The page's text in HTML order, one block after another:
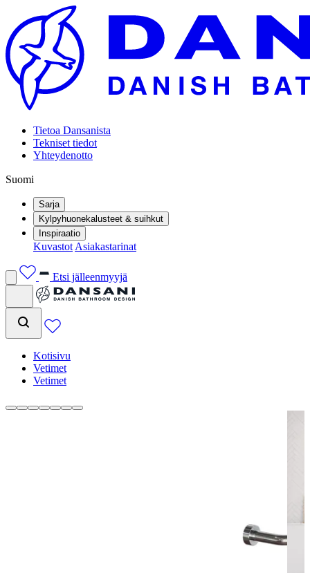
Tietoa Dansanista
Tekniset tiedot
Yhteydenotto
Suomi
Sarja
Kylpyhuonekalusteet & suihkut
Inspiraatio
Kuvastot Asiakastarinat
Etsi jälleenmyyjä
Kotisivu
Vetimet
Vetimet